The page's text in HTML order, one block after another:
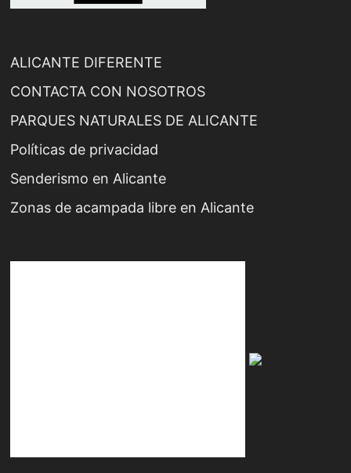
ALICANTE DIFERENTE
CONTACTA CON NOSOTROS
PARQUES NATURALES DE ALICANTE
Políticas de privacidad
Senderismo en Alicante
Zonas de acampada libre en Alicante